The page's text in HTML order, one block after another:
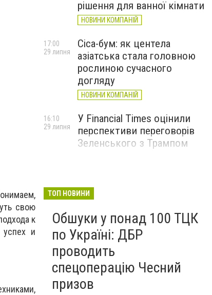
свою
к
успех и
рішення для ванної кімнати
НОВИНИ КОМПАНІЙ
Cica-бум: як центела
азіатська стала головною
рослиною сучасного
догляду
НОВИНИ КОМПАНІЙ
17:00
29 липня
У Financial Times оцінили
перспективи переговорів
Зеленського з Трампом
16:10
29 липня
ТОП НОВИНИ
Обшуки у понад 100 ТЦК
по Україні: ДБР
проводить
спецоперацію Чесний
призов